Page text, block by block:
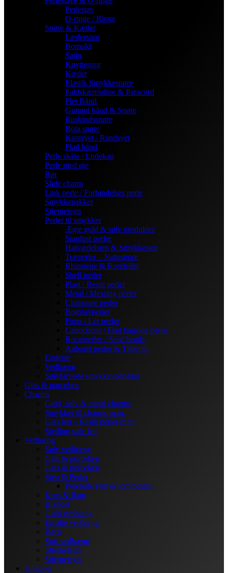
Perlestav
O-ringe / Ringe
Snøre & Kæder
Lædersnor
Bomuld
Satin
Knyttesnor
Kæder
Elastik Smykkesnøre
Faldskærmsline & Paracord
Flet Bånd
Gummi bånd & Snøre
Ruskindssnøre
Bola snøre
Kantsyet / Randsyet
Flad bånd
Perle skåle / Endekap
Perle med øje
Rør
Slide charm
Link perle / Forbindelses perle
Smykkepakker
Stjernetegn
Perler til smykker
Ægte guld & sølv produkter
Stardust perler
Halvædelsten & Smykkesten
Træperler – Suttesnore
Rhinstene & Rondeller
Shell perler
Plast / Resin perler
Metal / Messing perler
Cloisonne perler
Bogstavperler
Fimo / Ler perler
Cabochons / Flad bagside perler
Rocaiperler / Seed beads
Anboret perler & Tilbehør
Enderør
Vedhæng
Sølvfarvede smykkevedhæng
Glas & porcelæn
Charms
Guld, sølv & metal charms
Smykker til charms m.m.
Glas led – Resin perler m.m.
Sterling sølv led
Vedhæng
Sølv vedhæng
Glas & porcelæn
Glas & porcelæn
Sten & Perler
Polerede sten & lommesten
Kors & Ikon
Blandet
Guld vedhæng
Emalje vedhæng
Børn
Sort vedhæng
Stjernetegn
Stjernetegn
Knapper